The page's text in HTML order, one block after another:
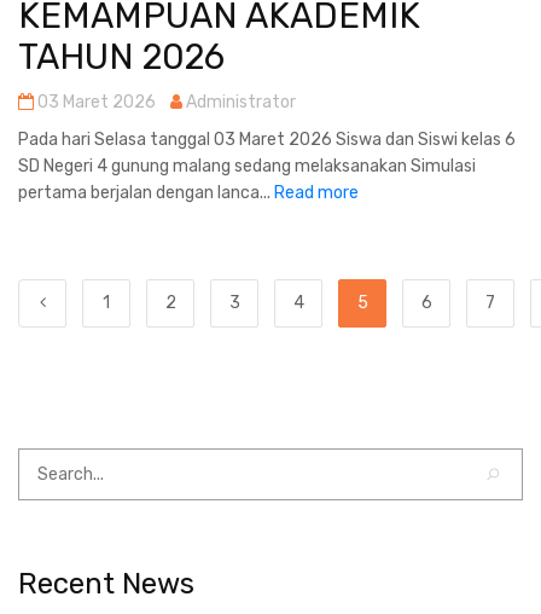
KEMAMPUAN AKADEMIK
TAHUN 2026
03 Maret 2026
Administrator
Pada hari Selasa tanggal 03 Maret 2026 Siswa dan Siswi kelas 6
SD Negeri 4 gunung malang sedang melaksanakan Simulasi
pertama berjalan dengan lanca... Read more
1 2 3 4 5 6 7
Recent News